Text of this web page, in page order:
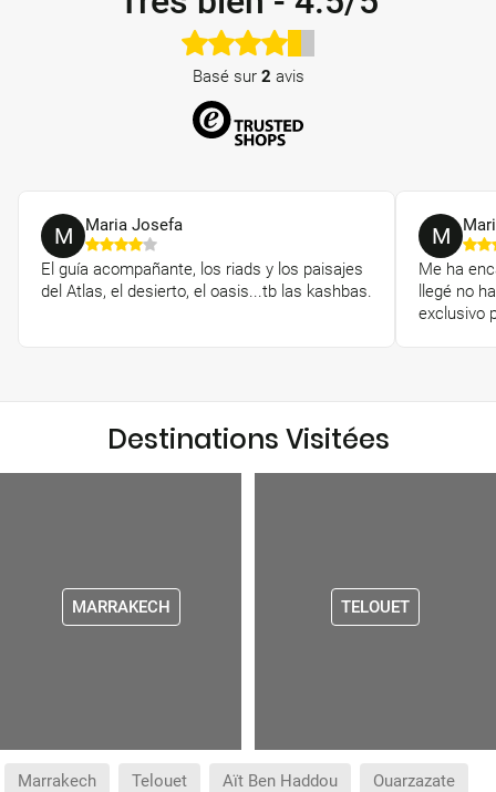
Basé sur 2 avis
M Maria Josefa
El guía acompañante, los riads y los paisajes
del Atlas, el desierto, el oasis...tb las kashbas.
M
Me ha
llegé no
exclusivo
Destinations Visitées
MARRAKECH TELOUET
Marrakech Telouet Aït Ben Haddou Ouarzazate